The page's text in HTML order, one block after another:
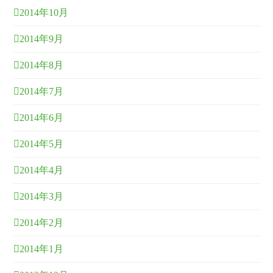
2014年10月
2014年9月
2014年8月
2014年7月
2014年6月
2014年5月
2014年4月
2014年3月
2014年2月
2014年1月